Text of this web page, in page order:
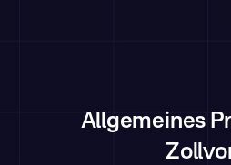
Allgemeines